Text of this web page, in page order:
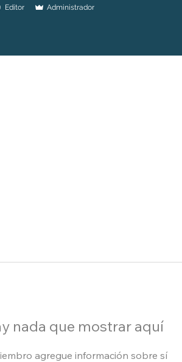
nada que mostrar aquí
agregue información sobre sí
Editor Administrador